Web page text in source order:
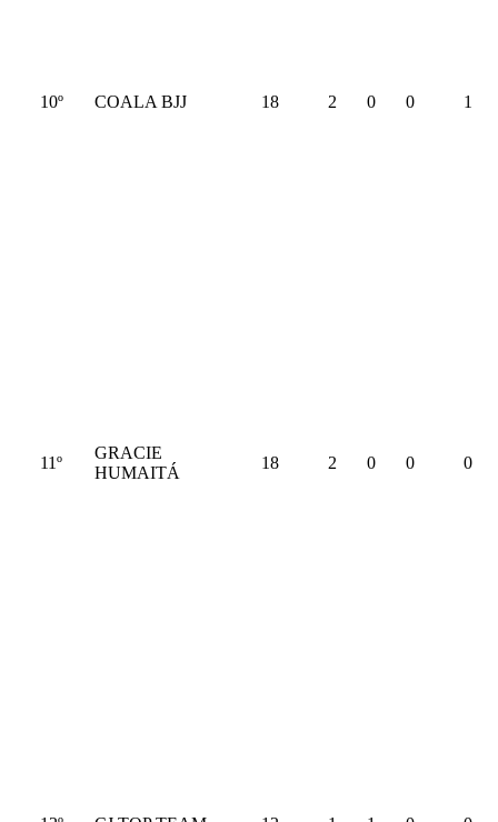
10º COALA BJJ 18 2 0 0 1
11º
GRACIE
HUMAITÁ
18 2 0 0 0